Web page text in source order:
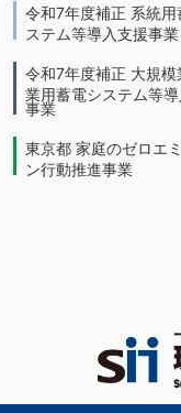
令和7年度補正 系統用
ステム等導入支援事業
令和7年度補正 大規模
業用蓄電システム等
事業
東京都 家庭のゼロエ
ン行動推進事業